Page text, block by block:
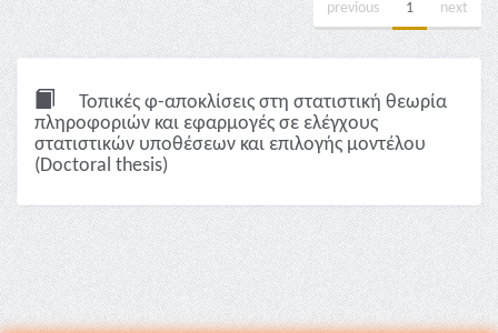
previous 1 next
Τοπικές φ-αποκλίσεις στη στατιστική θεωρία
πληροφοριών και εφαρμογές σε ελέγχους
στατιστικών υποθέσεων και επιλογής μοντέλου
(Doctoral thesis)